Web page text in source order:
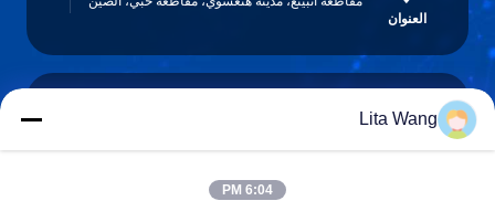
العنوان
Lita Wang
6:04 PM